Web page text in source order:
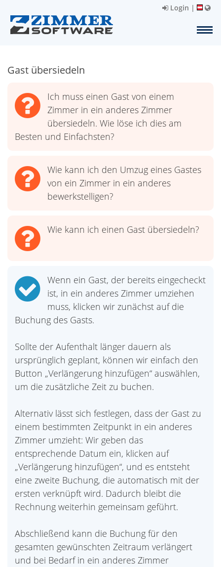
Login |
Gast übersiedeln
Ich muss einen Gast von einem
Zimmer in ein anderes Zimmer
übersiedeln. Wie löse ich dies am
Besten und Einfachsten?
Wie kann ich den Umzug eines Gastes
von ein Zimmer in ein anderes
bewerkstelligen?
Wie kann ich einen Gast übersiedeln?
Wenn ein Gast, der bereits eingecheckt
ist, in ein anderes Zimmer umziehen
muss, klicken wir zunächst auf die
Buchung des Gasts.
Sollte der Aufenthalt länger dauern als
ursprünglich geplant, können wir einfach den
Button „Verlängerung hinzufügen“ auswählen,
um die zusätzliche Zeit zu buchen.
Alternativ lässt sich festlegen, dass der Gast zu
einem bestimmten Zeitpunkt in ein anderes
Zimmer umzieht: Wir geben das
entsprechende Datum ein, klicken auf
„Verlängerung hinzufügen“, und es entsteht
eine zweite Buchung, die automatisch mit der
ersten verknüpft wird. Dadurch bleibt die
Rechnung weiterhin gemeinsam geführt.
Abschließend kann die Buchung für den
gesamten gewünschten Zeitraum verlängert
und bei Bedarf in ein anderes Zimmer